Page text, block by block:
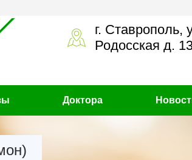
г. Ставрополь,
Родосская д.
Доктора